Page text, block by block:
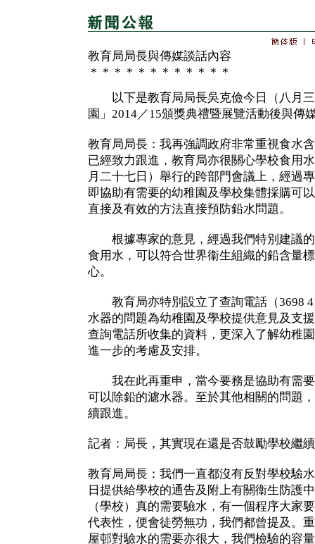
教育局局長與傳媒談話內容
＊＊＊＊＊＊＊＊＊＊＊＊
以下是教育局局長吳克儉今日（八月三
園」2014／15頒獎典禮暨展覽活動後與傳
教育局局長：我再強調政府非常重視食水
已經致力跟進，教育局亦很關心學校食用
月二十七日）舉行的跨部門會議上，經過
即協助有需要的幼稚園及學校集體採購可
直接及有效的方法直接預防鉛水問題。
根據專家的意見，經過我們特別建議的
食用水，可以符合世界衞生組織的鉛含量
心。
教育局亦特別設立了查詢電話（3698
水器的問題為幼稚園及學校提供意見及支
查詢電話所收集的資料，更深入了解幼稚
進一步的考慮及安排。
我在此再重申，當今要務是協助有需要
可以除鉛的濾水器。至於其他相關的問題
續跟進。
記者：局長，其實現在還是否鼓勵學校繼
教育局局長：我們一直都沒有反對學校驗
日提供給學校的通告及附上有關衞生防護
（學校）真的需要驗水，有一個程序大家
代表性，便會徒勞無功，我們都曾提及。
屋邨對驗水的需要亦很大，我們檢驗的容